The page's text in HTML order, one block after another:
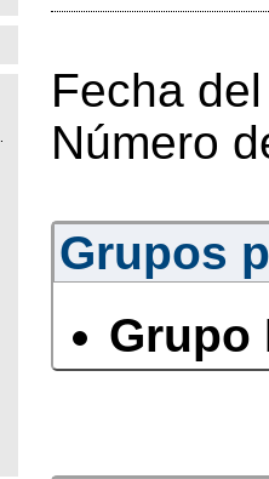
Fecha
Número
Grupos
Grupo